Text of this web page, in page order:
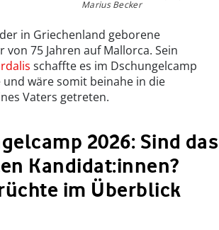
Marius Becker
in Griechenland geborene
von 75 Jahren auf Mallorca. Sein
schaffte es im Dschungelcamp
und wäre somit beinahe in die
Vaters getreten.
2026: Sind das
Kandidat:innen?
im Überblick